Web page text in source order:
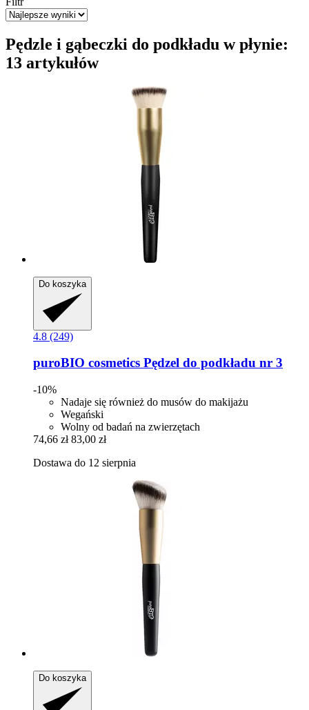
Pędzle i gąbeczki do podkładu w płynie:
13 artykułów
Do koszyka
4.8 (249)
puroBIO cosmetics Pędzel do podkładu nr 3
-10%
Nadaje się również do musów do makijażu
Wegański
Wolny od badań na zwierzętach
74,66 zł 83,00 zł
Dostawa do 12 sierpnia
Do koszyka